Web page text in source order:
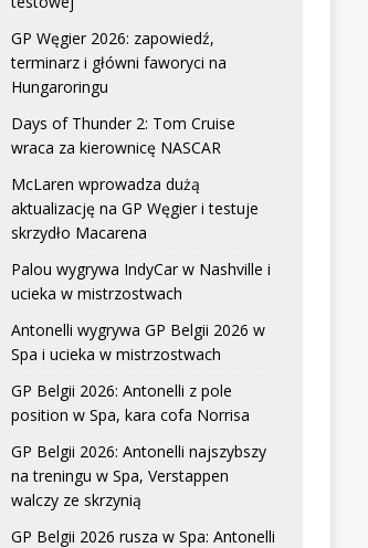
GP Węgier 2026: zapowiedź,
terminarz i główni faworyci na
Hungaroringu
Days of Thunder 2: Tom Cruise
wraca za kierownicę NASCAR
McLaren wprowadza dużą
aktualizację na GP Węgier i testuje
skrzydło Macarena
Palou wygrywa IndyCar w Nashville i
ucieka w mistrzostwach
Antonelli wygrywa GP Belgii 2026 w
Spa i ucieka w mistrzostwach
GP Belgii 2026: Antonelli z pole
position w Spa, kara cofa Norrisa
GP Belgii 2026: Antonelli najszybszy
na treningu w Spa, Verstappen
walczy ze skrzynią
GP Belgii 2026 rusza w Spa: Antonelli